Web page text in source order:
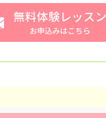
無料体験レッスン
お申込みはこちら